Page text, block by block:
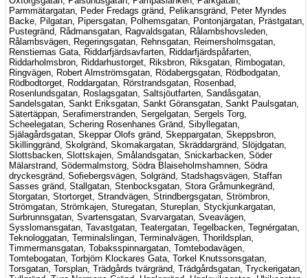
Parmmätargatan, Peder Fredags gränd, Pelikansgränd, Peter Myndes
Backe, Pilgatan, Pipersgatan, Polhemsgatan, Pontonjärgatan, Prästgatan,
Pustegränd, Rådmansgatan, Ragvaldsgatan, Rålambshovsleden,
Rålambsvägen, Regeringsgatan, Rehnsgatan, Reimersholmsgatan,
Renstiernas Gata, Riddarfjärdsavfarten, Riddarfjärdspåfarten,
Riddarholmsbron, Riddarhustorget, Riksbron, Riksgatan, Rimbogatan,
Ringvägen, Robert Almströmsgatan, Rödabergsgatan, Rödbodgatan,
Rödbodtorget, Roddargatan, Rörstrandsgatan, Rosenbad,
Rosenlundsgatan, Roslagsgatan, Saltsjöutfarten, Sandåsgatan,
Sandelsgatan, Sankt Eriksgatan, Sankt Göransgatan, Sankt Paulsgatan,
Sätertäppan, Serafimerstranden, Sergelgatan, Sergels Torg,
Scheelegatan, Schering Rosenhanes Gränd, Sibyllegatan,
Själagårdsgatan, Skeppar Olofs gränd, Skeppargatan, Skeppsbron,
Skillinggränd, Skolgränd, Skomakargatan, Skräddargränd, Slöjdgatan,
Slottsbacken, Slottskajen, Smålandsgatan, Snickarbacken, Söder
Mälarstrand, Södermalmstorg, Södra Blaiseholmshamnen, Södra
dryckesgränd, Sofiebergsvägen, Solgränd, Stadshagsvägen, Staffan
Sasses gränd, Stallgatan, Stenbocksgatan, Stora Gråmunkegränd,
Storgatan, Stortorget, Strandvägen, Strindbergsgatan, Strömbron,
Strömgatan, Strömkajen, Sturegatan, Stureplan, Styckjunkargatan,
Surbrunnsgatan, Svartensgatan, Svarvargatan, Sveavägen,
Sysslomansgatan, Tavastgatan, Teatergatan, Tegelbacken, Tegnérgatan,
Teknologgatan, Terminalslingan, Terminalvägen, Thorildsplan,
Timmermansgatan, Tobaksspinnargatan, Tomtebodavägen,
Tomtebogatan, Torbjörn Klockares Gata, Torkel Knutssonsgatan,
Torsgatan, Torsplan, Trädgårds tvärgränd, Trädgårdsgatan, Tryckerigatan,